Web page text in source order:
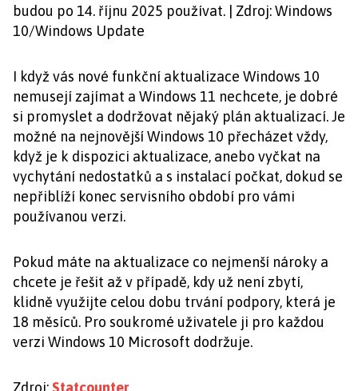
budou po 14. říjnu 2025 používat. | Zdroj: Windows
10/Windows Update
I když vás nové funkční aktualizace Windows 10
nemusejí zajímat a Windows 11 nechcete, je dobré
si promyslet a dodržovat nějaký plán aktualizací. Je
možné na nejnovější Windows 10 přecházet vždy,
když je k dispozici aktualizace, anebo vyčkat na
vychytání nedostatků a s instalací počkat, dokud se
nepřiblíží konec servisního období pro vámi
používanou verzi.
Pokud máte na aktualizace co nejmenší nároky a
chcete je řešit až v případě, kdy už není zbytí,
klidně využijte celou dobu trvání podpory, která je
18 měsíců. Pro soukromé uživatele ji pro každou
verzi Windows 10 Microsoft dodržuje.
Zdroj: Statcounter